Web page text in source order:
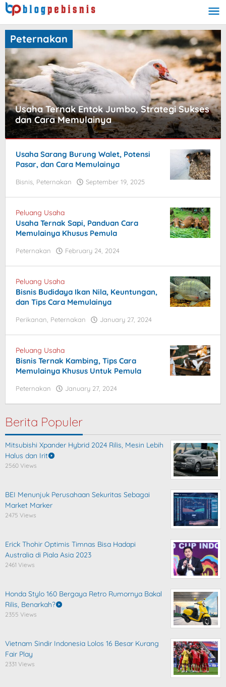
Skip
content
Usaha Ternak Entok Jumbo, Strategi Sukses
dan Cara Memulainya
Peternakan
blogpebisnis
Peternakan
Usaha Sarang Burung Walet, Potensi
Pasar, dan Cara Memulainya
Bisnis Peternakan September 19, 2025
Peluang Usaha
Usaha Ternak Sapi, Panduan Cara
Memulainya Khusus Pemula
Peternakan February 24, 2024
Peluang Usaha
Bisnis Budidaya Ikan Nila, Keuntungan,
dan Tips Cara Memulainya
Perikanan Peternakan January 27, 2024
Peluang Usaha
Bisnis Ternak Kambing, Tips Cara
Memulainya Khusus Untuk Pemula
Peternakan January 27, 2024
Berita Populer
Mitsubishi Xpander Hybrid 2024 Rilis, Mesin Lebih
Halus dan Irit
2560 Views
BEI Menunjuk Perusahaan Sekuritas Sebagai
Market Marker
2475 Views
Erick Thohir Optimis Timnas Bisa Hadapi
Australia di Piala Asia 2023
2461 Views
Honda Stylo 160 Bergaya Retro Rumornya Bakal
Rilis, Benarkah?
2355 Views
Vietnam Sindir Indonesia Lolos 16 Besar Kurang
Fair Play
2331 Views